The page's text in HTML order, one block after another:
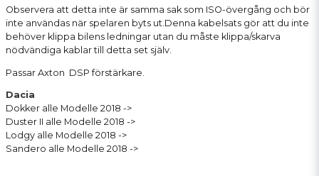
Observera att detta inte är samma sak som ISO-övergång och bör
inte användas när spelaren byts ut.Denna kabelsats gör att du inte
behöver klippa bilens ledningar utan du måste klippa/skarva
nödvändiga kablar till detta set själv.
Passar Axton DSP förstärkare.
Dacia
Dokker alle Modelle 2018 ->
Duster II alle Modelle 2018 ->
Lodgy alle Modelle 2018 ->
Sandero alle Modelle 2018 ->